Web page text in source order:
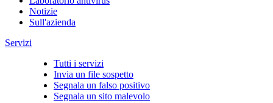
Notizie
Sull'azienda
Servizi
Tutti i servizi
Invia un file sospetto
Segnala un falso positivo
Segnala un sito malevolo